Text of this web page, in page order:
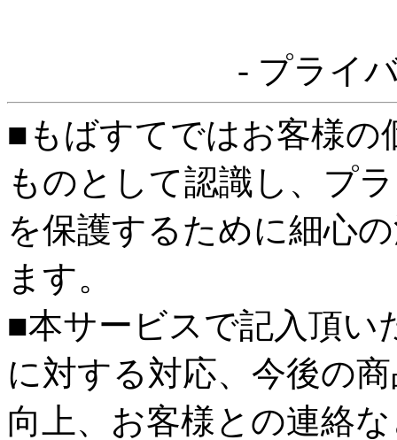
- プライ
■もばすてではお客様の
ものとして認識し、プ
を保護するために細心
ます。
■本サービスで記入頂い
に対する対応、今後の
向上、お客様との連絡